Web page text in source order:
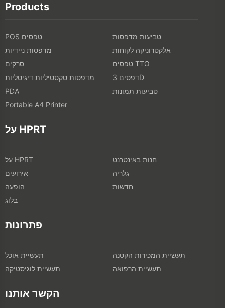
Products
POS טפסים
טביעות מדפסות
מדפסות ניידיות
אלקטרוניקה לקוחות
סרקים
טפסים TTO
מדפסות טקסטיליות דיגיטליות
דפסים 3D
PDA
טביעות תמונות
Portable A4 Printer
על HPRT
על HPRT
חנות באינטרנט
אירועים
גלריה
הופעה
חדשות
בלוג
פתרונות
תעשיית אוכל
תעשיית המכירות הקטנה
תעשיית לוגיסטיקה
תעשיית הרפואה
הקשר אותנו